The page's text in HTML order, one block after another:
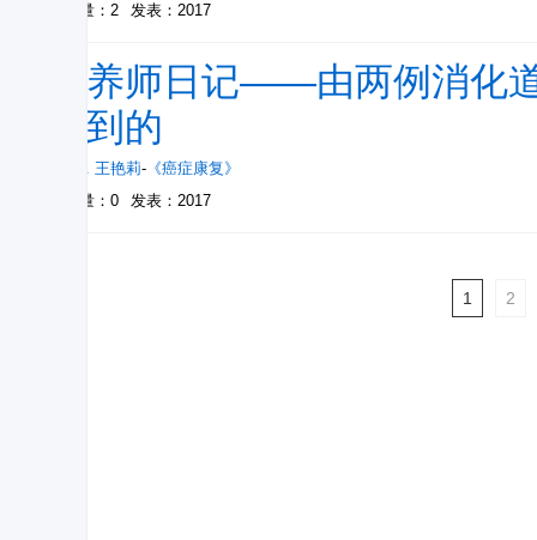
被引量：2 发表：2017
营养师日记——由两例消化
想到的
， 王艳莉- 《癌症康复》
被引量：0
发表：2017
1 2